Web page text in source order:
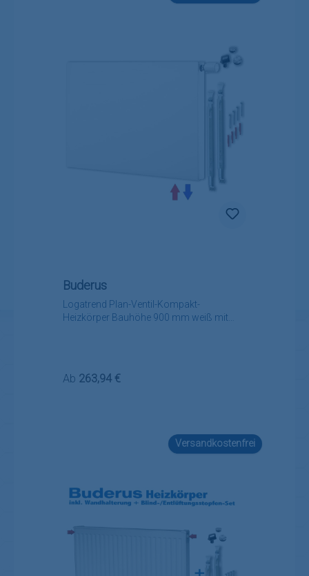
Logatrend Plan-Ventil-Kompakt-
Heizkörper Bauhöhe 900 mm weiß mit
Buderus
Regulärer Preis:
Ab 263,94 €
Versandkostenfrei